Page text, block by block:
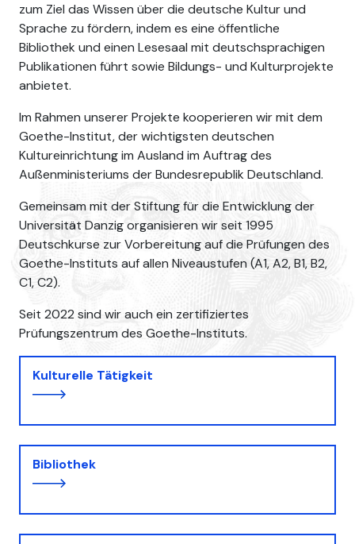
Wstecz Dalej
zum Ziel das Wissen über die deutsche Kultur und
Sprache zu fördern, indem es eine öffentliche
Bibliothek und einen Lesesaal mit deutschsprachigen
Publikationen führt sowie Bildungs- und Kulturprojekte
anbietet.
Im Rahmen unserer Projekte kooperieren wir mit dem
Goethe-Institut, der wichtigsten deutschen
Kultureinrichtung im Ausland im Auftrag des
Außenministeriums der Bundesrepublik Deutschland.
Gemeinsam mit der Stiftung für die Entwicklung der
Universität Danzig organisieren wir seit 1995
Deutschkurse zur Vorbereitung auf die Prüfungen des
Goethe-Instituts auf allen Niveaustufen (A1, A2, B1, B2,
C1, C2).
Seit 2022 sind wir auch ein zertifiziertes
Prüfungszentrum des Goethe-Instituts.
Kulturelle Tätigkeit
Bibliothek